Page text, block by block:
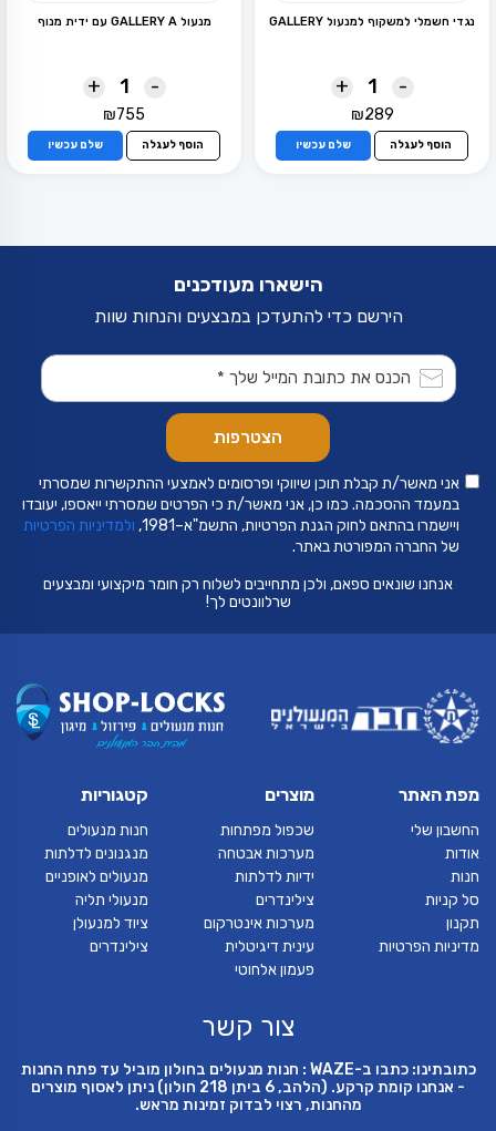
נגדי חשמלי למשקוף למנעול GALLERY
-
+
₪289
הוסף לעגלה שלם עכשיו
מנעול GALLERY A עם ידית מנוף
-
+
₪755
הוסף לעגלה שלם עכשיו
הישארו מעודכנים
הירשם כדי להתעדכן במבצעים והנחות שוות
אני מאשר/ת קבלת תוכן שיווקי ופרסומים לאמצעי ההתקשרות שמסרתי
במעמד ההסכמה. כמו כן, אני מאשר/ת כי הפרטים שמסרתי ייאספו, יעובדו
ויישמרו בהתאם לחוק הגנת הפרטיות, התשמ"א–1981,
ולמדיניות הפרטיות
של החברה המפורטת באתר.
אנחנו שונאים ספאם, ולכן מתחייבים לשלוח רק חומר מיקצועי ומבצעים
שרלוונטים לך!
מפת האתר
החשבון שלי
אודות
חנות
סל קניות
תקנון
מדיניות הפרטיות
מוצרים
שכפול מפתחות
מערכות אבטחה
ידיות לדלתות
צילינדרים
מערכות אינטרקום
עינית דיגיטלית
פעמון אלחוטי
קטגוריות
חנות מנעולים
מנגנונים לדלתות
מנעולים לאופניים
מנעולי תליה
ציוד למנעולן
צילינדרים
צור קשר
כתובתינו: כתבו ב-WAZE : חנות מנעולים בחולון מוביל עד פתח החנות
- אנחנו קומת קרקע. (הלהב, 6 ביתן 218 חולון) ניתן לאסוף מוצרים
מהחנות, רצוי לבדוק זמינות מראש.